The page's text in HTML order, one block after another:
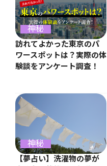
神秘
訪れてよかった東京のパ
ワースポットは？実際の体
験談をアンケート調査！
神秘
【夢占い】洗濯物の夢が